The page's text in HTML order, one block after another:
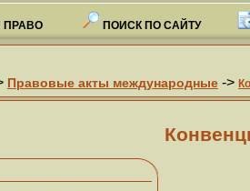
ПРАВО ПОИСК ПО САЙТУ
Правовые акты международные ->